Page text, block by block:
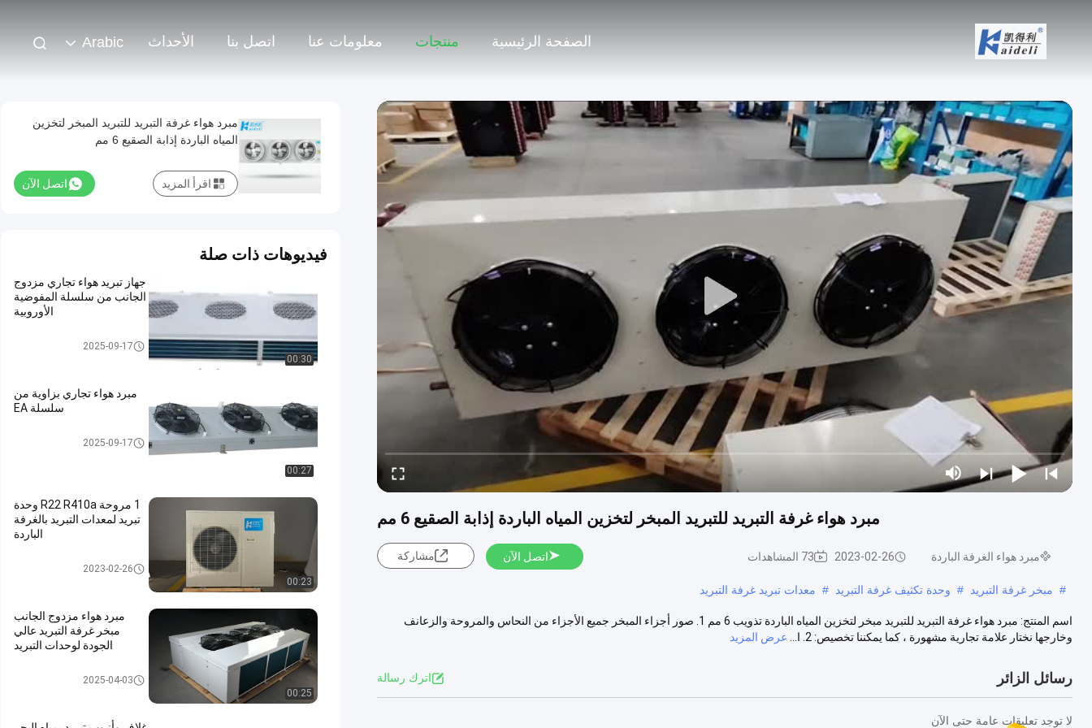
الصفحة الرئيسية منتجات معلومات عنا اتصل بنا الأحداث Arabic
مبرد هواء غرفة التبريد للتبريد المبخر لتخزين المياه الباردة إذابة الصقيع 6 مم
مبرد هواء الغرفة الباردة 2023-02-26 73 المشاهدات اتصل الآن مشاركة
# مبخر غرفة التبريد # وحدة تكثيف غرفة التبريد # معدات تبريد غرفة التبريد
اسم المنتج: مبرد هواء غرفة التبريد للتبريد مبخر لتخزين المياه الباردة تذويب 6 مم 1. صور أجزاء المبخر جميع الأجزاء من النحاس والمروحة والزعانف
وخارجها نختار علامة تجارية مشهورة ، كما يمكننا تخصيص: 2. ا...
عرض المزيد
رسائل الزائر اترك رسالة
لا توجد تعليقات عامة حتى الآن
مبرد هواء غرفة التبريد للتبريد المبخر لتخزين
المياه الباردة إذابة الصقيع 6 مم
اتصل الآن اقرأ المزيد
فيديوهات ذات صلة
00:30
جهاز تبريد هواء تجاري مزدوج
الجانب من سلسلة المفوضية
الأوروبية
مبرد هواء الغرفة الباردة2025-09-17
00:27
مبرد هواء تجاري بزاوية من
سلسلة EA
مبرد هواء الغرفة الباردة2025-09-17
00:23
1 مروحة R22 R410a وحدة
تبريد لمعدات التبريد بالغرفة
الباردة
معدات تبريد الغرفة الباردة
2023-02-26
00:25
مبرد هواء مزدوج الجانب
مبخر غرفة التبريد عالي
الجودة لوحدات التبريد
مبرد هواء الغرفة الباردة2025-04-03